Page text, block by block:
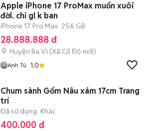
Apple iPhone 17 ProMax muốn xuôi
đời. chỉ gl k ban
iPhone 17 Pro Max 256 GB
28.888.888 đ
Huyện Ba Vì (Xã Cổ Đô mới)
Anh Tú 1.0
Chum sành Gốm Nâu xám 17cm Trang
trí
Đã sử dụng Khác
400.000 đ